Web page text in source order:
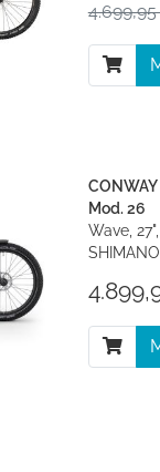
Mod. 26
Wave,